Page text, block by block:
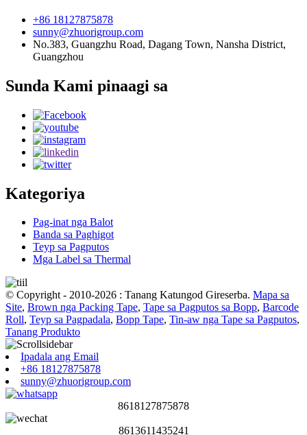
+86 18127875878
sunny@zhuorigroup.com
No.383, Guangzhu Road, Dagang Town, Nansha District,
Guangzhou
Sunda Kami pinaagi sa
Kategoriya
Pag-inat nga Balot
Banda sa Paghigot
Teyp sa Pagputos
Mga Label sa Thermal
© Copyright - 2010-2026 : Tanang Katungod Gireserba. Mapa sa
Site, Brown nga Packing Tape, Tape sa Pagputos sa Bopp, Barcode
Roll, Teyp sa Pagpadala, Bopp Tape, Tin-aw nga Tape sa Pagputos,
Tanang Produkto
Ipadala ang Email
+86 18127875878
sunny@zhuorigroup.com
8618127875878
8613611435241